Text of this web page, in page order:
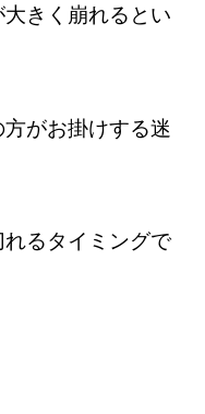
きく崩れるとい
がお掛けする迷
るタイミングで